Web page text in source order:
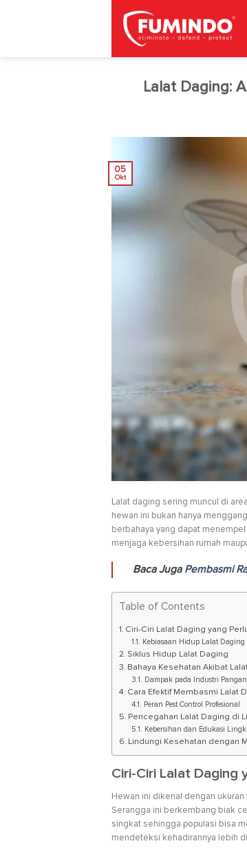
Lalat Daging:
05
Okt
Lalat daging sering muncul di
hewan ini bukan hanya
berbahaya yang dapat
menjaga kebersihan rumah
Baca Juga Pembasmi
Table of Contents
Ciri-Ciri Lalat Daging yang
Kebiasaan Hidup Lalat Daging
Siklus Hidup Lalat Daging
Bahaya Kesehatan Akibat
Dampak pada Industri Pangan
Cara Efektif Membasmi Lalat
Peran Pest Control Profesional
Pencegahan Lalat Daging di
Kebersihan dan Edukasi
Lindungi Kesehatan dengan
Ciri-Ciri Lalat Daging
Hewan ini dikenal dengan
Serangga ini berkembang biak
singkat sehingga populasi bisa
mendeteksi kehadirannya lebih